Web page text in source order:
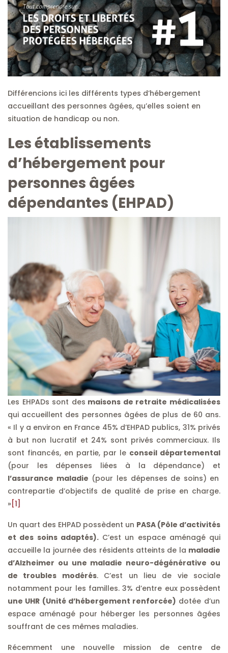
Différencions ici les différents types d’hébergement
accueillant des personnes âgées, qu’elles soient en
situation de handicap ou non.
Les établissements
d’hébergement pour
personnes âgées
dépendantes (EHPAD)
Les EHPADs sont des maisons de retraite médicalisées
qui accueillent des personnes âgées de plus de 60 ans.
« Il y a environ en France 45% d’EHPAD publics, 31% privés
à but non lucratif et 24% sont privés commerciaux. Ils
sont financés, en partie, par le conseil départemental
(pour les dépenses liées à la dépendance) et
l’assurance maladie (pour les dépenses de soins) en
contrepartie d’objectifs de qualité de prise en charge.
» [1]
Un quart des EHPAD possèdent un PASA (Pôle d’activités
et des soins adaptés).C’est un espace aménagé qui
accueille la journée des résidents atteints de la maladie
d’Alzheimer ou une maladie neuro-dégénérative ou
de troubles modérés. C’est un lieu de vie sociale
notamment pour les familles. 3% d’entre eux possèdent
une UHR (Unité d’hébergement renforcée) dotée d’un
espace aménagé pour héberger les personnes âgées
souffrant de ces mêmes maladies.
Récemment une nouvelle mission de centre de